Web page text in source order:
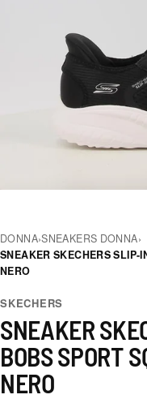
DONNA›SNEAKERS DONNA›
SNEAKER SKECHERS SLIP-
NERO
SKECHERS
SNEAKER
BOBS SPORT
NERO